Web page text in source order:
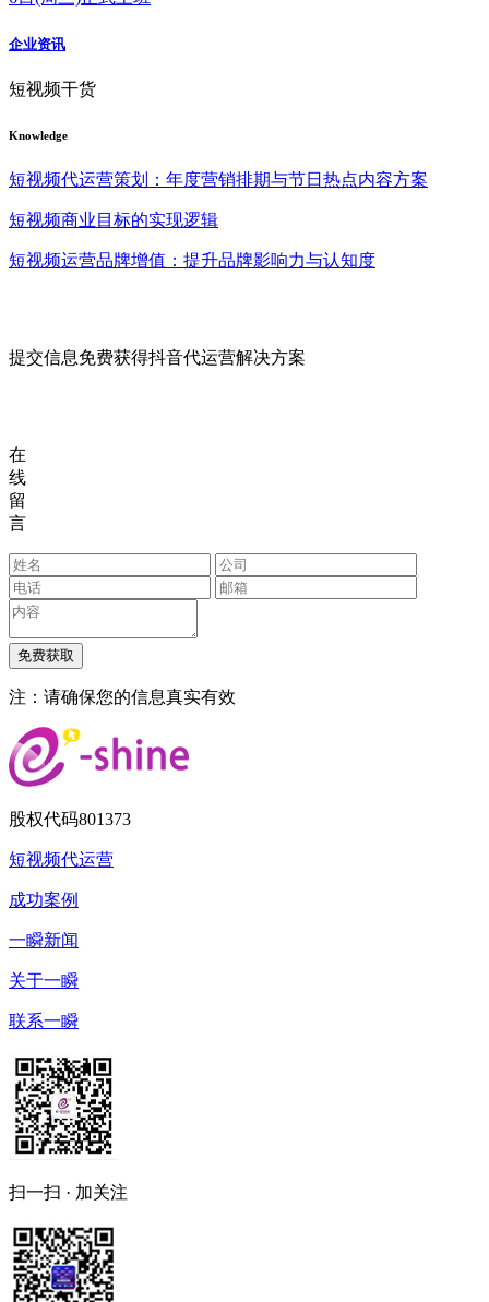
企业资讯
短视频干货
Knowledge
短视频代运营策划：年度营销排期与节日热点内容方案
短视频商业目标的实现逻辑
短视频运营品牌增值：提升品牌影响力与认知度
提交信息免费获得抖音代运营解决方案
在
线
留
言
注：请确保您的信息真实有效
股权代码801373
短视频代运营
成功案例
一瞬新闻
关于一瞬
联系一瞬
扫一扫 · 加关注